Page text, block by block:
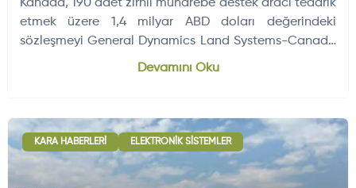
Kanada, 190 adet zırhlı muharebe destek aracı tedarik
etmek üzere 1,4 milyar ABD doları değerindeki
sözleşmeyi General Dynamics Land Systems-Canada
Devamını Oku
KARA HABERLERI ELEKTRONIK SISTEMLER